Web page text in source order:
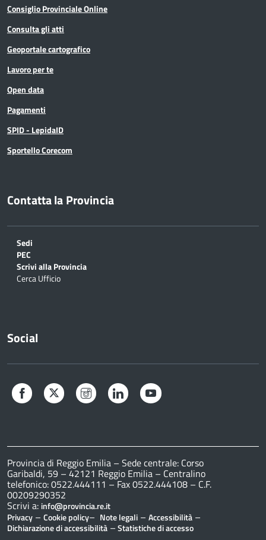
Consiglio Provinciale Online
Consulta gli atti
Geoportale cartografico
Lavoro per te
Open data
Pagamenti
SPID - LepidaID
Sportello Corecom
Contatta la Provincia
Sedi
PEC
Scrivi alla Provincia
Cerca Ufficio
Social
Facebook Twitter Instagram LinkedIn
Provincia di Reggio Emilia – Sede centrale: Corso
Garibaldi, 59 – 42121 Reggio Emilia – Centralino
telefonico: 0522.444111 – Fax 0522.444108 – C.F.
00209290352
Scrivi a: info@provincia.re.it
Privacy – Cookie policy– Note legali – Accessibilità –
Dichiarazione di accessibilità –Statistiche di accesso